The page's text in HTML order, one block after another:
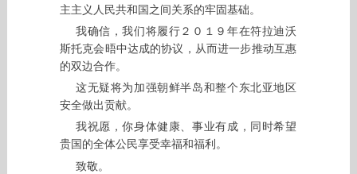
主主义人民共和国之间关系的牢固基础。
我确信，我们将履行２０１９年在符拉迪沃
斯托克会晤中达成的协议，从而进一步推动互惠
的双边合作。
这无疑将为加强朝鲜半岛和整个东北亚地区
安全做出贡献。
我祝愿，你身体健康、事业有成，同时希望
贵国的全体公民享受幸福和福利。
致敬。